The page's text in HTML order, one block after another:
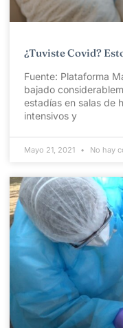
¿Tuviste Covid?
Fuente: Plataforma
bajado
estadías en salas de
intensivos y
Mayo 21, 2021 No hay